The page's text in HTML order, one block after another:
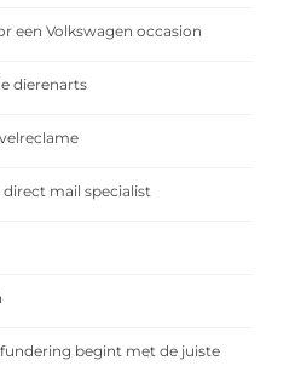
een Volkswagen occasion
dierenarts
direct mail specialist
begint met de juiste